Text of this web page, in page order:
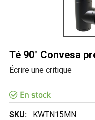
Té 90° Convesa
Écrire une critique
SKU: KWTN15MN